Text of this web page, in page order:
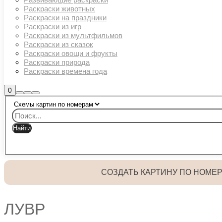
Раскраски животных
Раскраски на праздники
Раскраски из игр
Раскраски из мультфильмов
Раскраски из сказок
Раскраски овощи и фрукты
Раскраски природа
Раскраски времена года
0Боковая
панель
магазина
Найти
Больше
информации
Главное
меню
СОЗДАТЬ КАРТИНУ ПО
ЛУВР